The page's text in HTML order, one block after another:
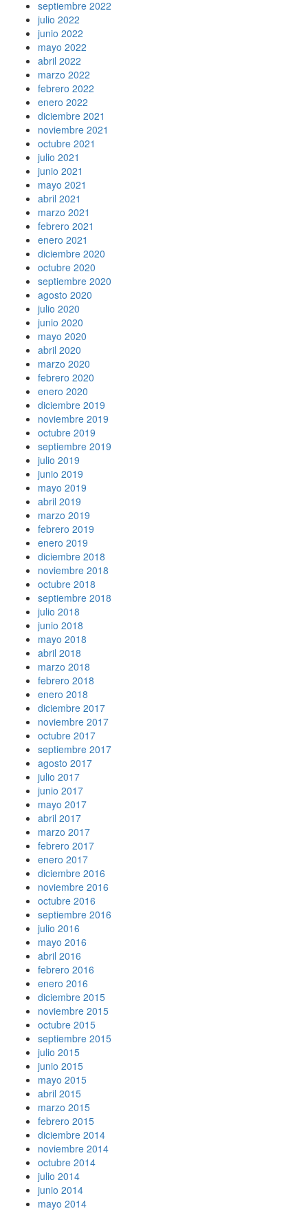
septiembre 2022
julio 2022
junio 2022
mayo 2022
abril 2022
marzo 2022
febrero 2022
enero 2022
diciembre 2021
noviembre 2021
octubre 2021
julio 2021
junio 2021
mayo 2021
abril 2021
marzo 2021
febrero 2021
enero 2021
diciembre 2020
octubre 2020
septiembre 2020
agosto 2020
julio 2020
junio 2020
mayo 2020
abril 2020
marzo 2020
febrero 2020
enero 2020
diciembre 2019
noviembre 2019
octubre 2019
septiembre 2019
julio 2019
junio 2019
mayo 2019
abril 2019
marzo 2019
febrero 2019
enero 2019
diciembre 2018
noviembre 2018
octubre 2018
septiembre 2018
julio 2018
junio 2018
mayo 2018
abril 2018
marzo 2018
febrero 2018
enero 2018
diciembre 2017
noviembre 2017
octubre 2017
septiembre 2017
agosto 2017
julio 2017
junio 2017
mayo 2017
abril 2017
marzo 2017
febrero 2017
enero 2017
diciembre 2016
noviembre 2016
octubre 2016
septiembre 2016
julio 2016
mayo 2016
abril 2016
febrero 2016
enero 2016
diciembre 2015
noviembre 2015
octubre 2015
septiembre 2015
julio 2015
junio 2015
mayo 2015
abril 2015
marzo 2015
febrero 2015
diciembre 2014
noviembre 2014
octubre 2014
julio 2014
junio 2014
mayo 2014